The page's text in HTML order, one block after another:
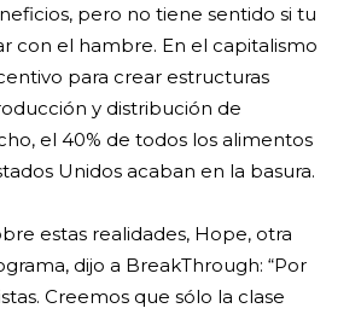
pero no tiene sentido si tu
con el hambre. En el capitalismo
para crear estructuras
y distribución de
el 40% de todos los alimentos
Unidos acaban en la basura.
estas realidades, Hope, otra
dijo a BreakThrough: “Por
Creemos que sólo la clase